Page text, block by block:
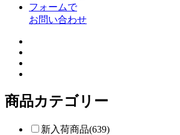
フォームで
お問い合わせ
商品カテゴリー
新入荷商品(639)